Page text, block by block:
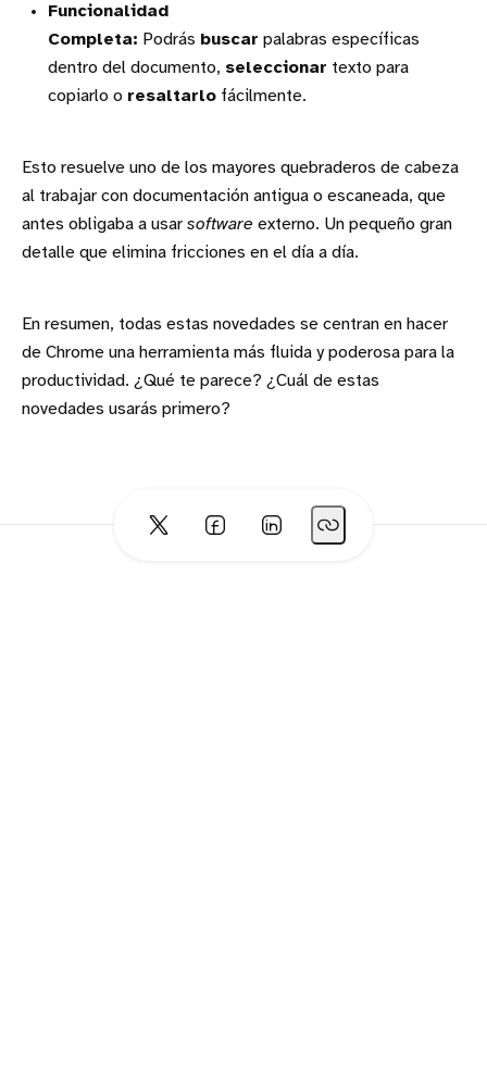
Funcionalidad
Completa: Podrás buscar palabras específicas
dentro del documento, seleccionar texto para
copiarlo o resaltarlo fácilmente.
Esto resuelve uno de los mayores quebraderos de cabeza
al trabajar con documentación antigua o escaneada, que
antes obligaba a usar software externo. Un pequeño gran
detalle que elimina fricciones en el día a día.
En resumen, todas estas novedades se centran en hacer
de Chrome una herramienta más fluida y poderosa para la
productividad. ¿Qué te parece? ¿Cuál de estas
novedades usarás primero?